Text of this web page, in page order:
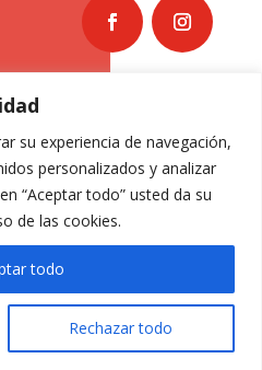
su experiencia de navegación,
personalizados y analizar
“Aceptar todo” usted da su
de las cookies.
Rechazar todo
todo
Política de Cookies|